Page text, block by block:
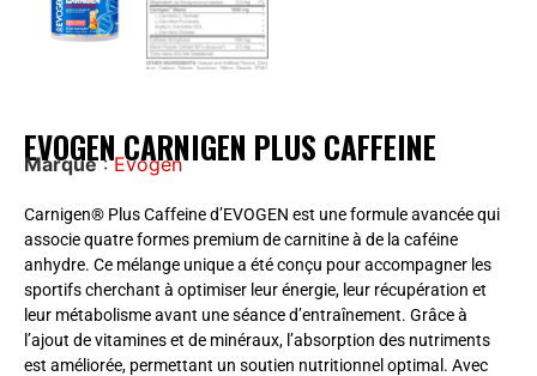
EVOGEN CARNIGEN PLUS CAFFEINE
Marque:Evogen
Carnigen® Plus Caffeine d’EVOGEN est une formule avancée qui
associe quatre formes premium de carnitine à de la caféine
anhydre. Ce mélange unique a été conçu pour accompagner les
sportifs cherchant à optimiser leur énergie, leur récupération et
leur métabolisme avant une séance d’entraînement. Grâce à
l’ajout de vitamines et de minéraux, l’absorption des nutriments
est améliorée, permettant un soutien nutritionnel optimal. Avec